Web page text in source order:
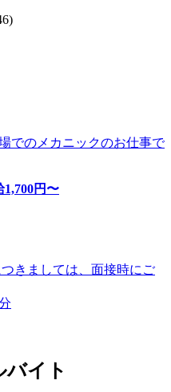
でのメカニックのお仕事で
1,700円〜
きましては、面接時にご
バイト